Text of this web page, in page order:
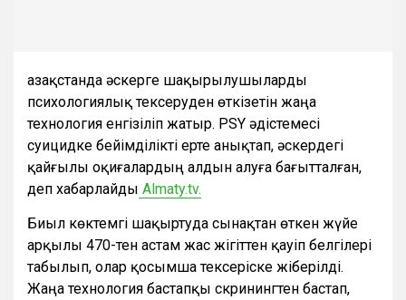
Қазақстанда әскерге шақырылушыларды
психологиялық тексеруден өткізетін жаңа
технология енгізіліп жатыр. PSY әдістемесі
суицидке бейімділікті ерте анықтап, әскердегі
қайғылы оқиғалардың алдын алуға бағытталған,
деп хабарлайды Almaty.tv.
Биыл көктемгі шақыртуда сынақтан өткен жүйе
арқылы 470-тен астам жас жігіттен қауіп белгілері
табылып, олар қосымша тексеріске жіберілді.
Жаңа технология бастапқы скринингтен бастап,